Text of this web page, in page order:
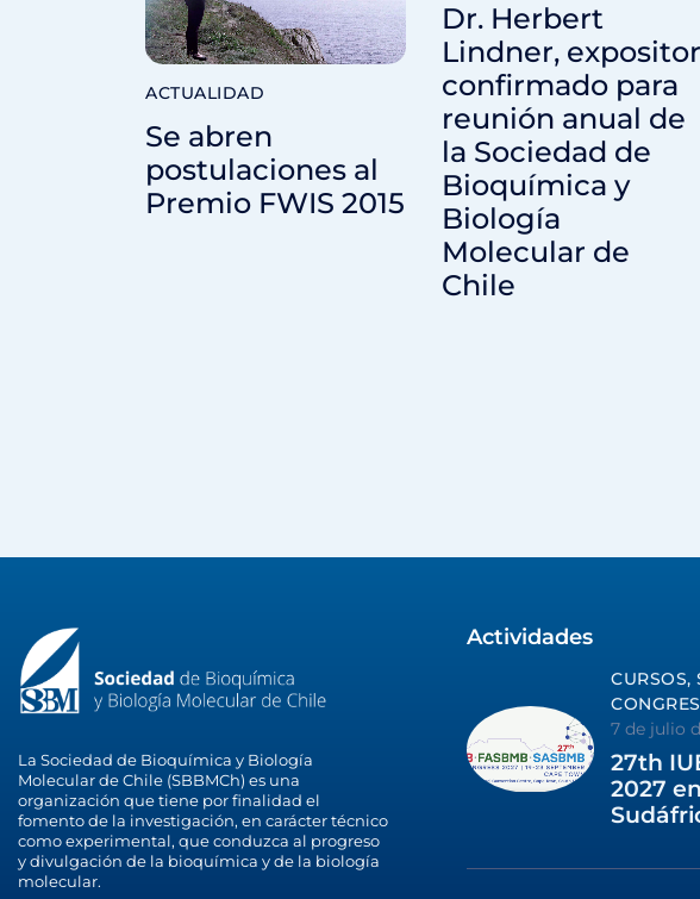
ACTUALIDAD
Se abren
postulaciones al
Premio FWIS 2015
Dr. Herbert
Lindner, expositor
confirmado para
reunión anual de
la Sociedad de
Bioquímica y
Biología
Molecular de
Chile
La Sociedad de Bioquímica y Biología
Molecular de Chile (SBBMCh) es una
organización que tiene por finalidad el
fomento de la investigación, en carácter técnico
como experimental, que conduzca al progreso
y divulgación de la bioquímica y de la biología
molecular.
Actividades
CURSOS,
7 de julio
27th
2027